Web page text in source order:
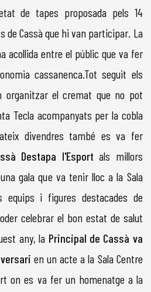
de tapes proposada pels 14
Cassà que hi van participar. La
acollida entre el públic que va fer
cassanenca.Tot seguit els
organitzar el cremat que no pot
Tecla acompanyats per la cobla
divendres també es va fer
Destapa l'Esport als millors
gala que va tenir lloc a la Sala
equips i figures destacades de
celebrar el bon estat de salut
any, la Principal de Cassà va
en un acte a la Sala Centre
on es va fer un homenatge a la